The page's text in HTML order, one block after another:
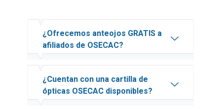
¿Ofrecemos anteojos GRATIS a
afiliados de OSECAC?
¿Cuentan con una cartilla de
ópticas OSECAC disponibles?